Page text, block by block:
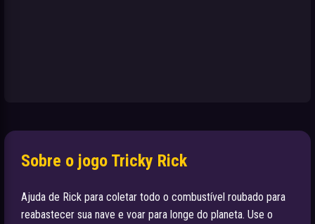
Sobre o jogo Tricky Rick
Ajuda de Rick para coletar todo o combustível roubado para
reabastecer sua nave e voar para longe do planeta. Use o